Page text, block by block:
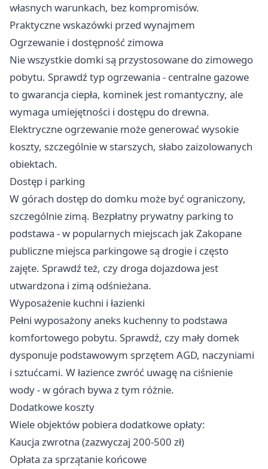
własnych warunkach, bez kompromisów.
Praktyczne wskazówki przed wynajmem
Ogrzewanie i dostępność zimowa
Nie wszystkie domki są przystosowane do zimowego
pobytu. Sprawdź typ ogrzewania - centralne gazowe
to gwarancja ciepła, kominek jest romantyczny, ale
wymaga umiejętności i dostępu do drewna.
Elektryczne ogrzewanie może generować wysokie
koszty, szczególnie w starszych, słabo zaizolowanych
obiektach.
Dostęp i parking
W górach dostęp do domku może być ograniczony,
szczególnie zimą. Bezpłatny prywatny parking to
podstawa - w popularnych miejscach jak Zakopane
publiczne miejsca parkingowe są drogie i często
zajęte. Sprawdź też, czy droga dojazdowa jest
utwardzona i zimą odśnieżana.
Wyposażenie kuchni i łazienki
Pełni wyposażony aneks kuchenny to podstawa
komfortowego pobytu. Sprawdź, czy mały domek
dysponuje podstawowym sprzętem AGD, naczyniami
i sztućcami. W łazience zwróć uwagę na ciśnienie
wody - w górach bywa z tym różnie.
Dodatkowe koszty
Wiele objektów pobiera dodatkowe opłaty:
Kaucja zwrotna (zazwyczaj 200-500 zł)
Opłata za sprzątanie końcowe